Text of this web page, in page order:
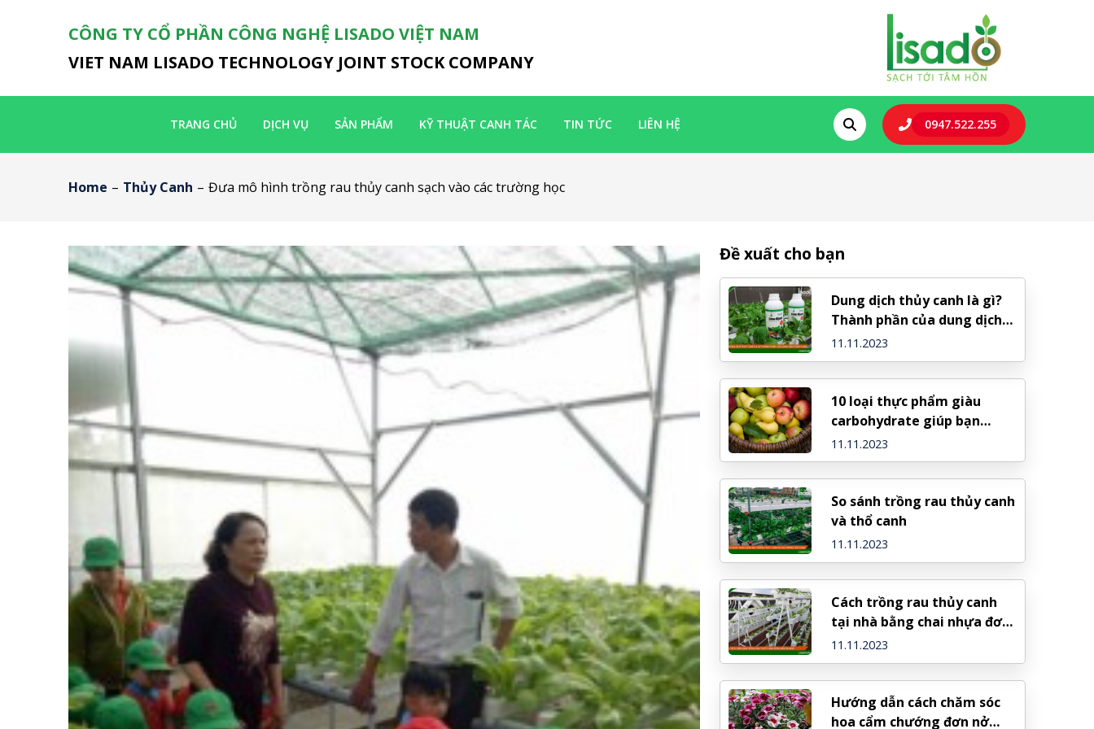
CÔNG TY CỔ PHẦN CÔNG NGHỆ LISADO VIỆT NAM
VIET NAM LISADO TECHNOLOGY JOINT STOCK COMPANY
TRANG CHỦ DỊCH VỤ SẢN PHẨM KỸ THUẬT CANH TÁC TIN TỨC LIÊN HỆ 0947.522.255
Home – Thủy Canh – Đưa mô hình trồng rau thủy canh sạch vào các trường học
Đề xuất cho bạn
Dung dịch thủy canh là gì?
Thành phần của dung dịch
thủy canh
11.11.2023
10 loại thực phẩm giàu
carbohydrate giúp bạn
giảm cân hiệu quả
11.11.2023
So sánh trồng rau thủy canh
và thổ canh
11.11.2023
Cách trồng rau thủy canh
tại nhà bằng chai nhựa đơn
giản
11.11.2023
Hướng dẫn cách chăm sóc
hoa cẩm chướng đơn nở